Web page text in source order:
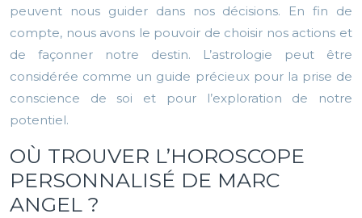
peuvent nous guider dans nos décisions. En fin de
compte, nous avons le pouvoir de choisir nos actions et
de façonner notre destin. L’astrologie peut être
considérée comme un guide précieux pour la prise de
conscience de soi et pour l’exploration de notre
potentiel.
OÙ TROUVER L’HOROSCOPE
PERSONNALISÉ DE MARC
ANGEL ?